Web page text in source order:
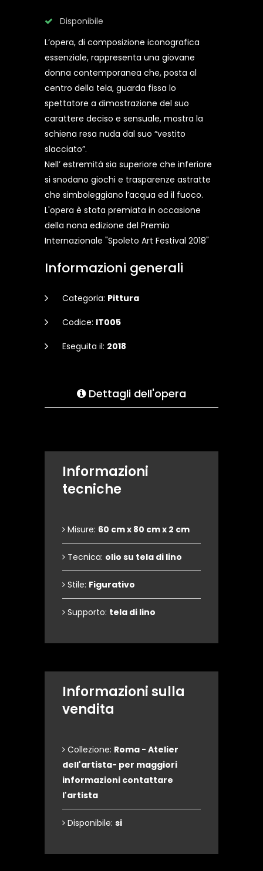
Disponibile
L’opera, di composizione iconografica
essenziale, rappresenta una giovane
donna contemporanea che, posta al
centro della tela, guarda fissa lo
spettatore a dimostrazione del suo
carattere deciso e sensuale, mostra la
schiena resa nuda dal suo “vestito
slacciato”.
Nell’ estremità sia superiore che inferiore
si snodano giochi e trasparenze astratte
che simboleggiano l’acqua ed il fuoco.
L'opera è stata premiata in occasione
della nona edizione del Premio
Internazionale "Spoleto Art Festival 2018"
Informazioni generali
Categoria: Pittura
Codice: IT005
Eseguita il: 2018
Dettagli dell'opera
Informazioni
tecniche
Misure: 60 cm x 80 cm x 2 cm
Tecnica: olio su tela di lino
Stile: Figurativo
Supporto: tela di lino
Informazioni sulla
vendita
Collezione: Roma - Atelier
dell'artista- per maggiori
informazioni contattare
l'artista
Disponibile: si